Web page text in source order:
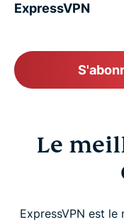
ExpressVPN
Le
ExpressVPN est